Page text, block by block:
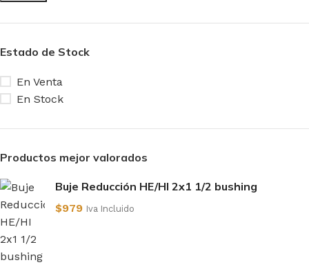
Estado de Stock
En Venta
En Stock
Productos mejor valorados
Buje Reducción HE/HI 2x1 1/2 bushing
$979 Iva Incluido